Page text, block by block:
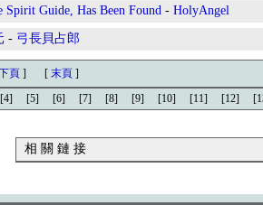
Spirit Guide, Has Been Found - HolyAngel
- 弓長貝占郎
頁 ] [ 末頁 ]
[4] [5] [6] [7] [8] [9] [10] [11] [12]
相 關 鏈 接